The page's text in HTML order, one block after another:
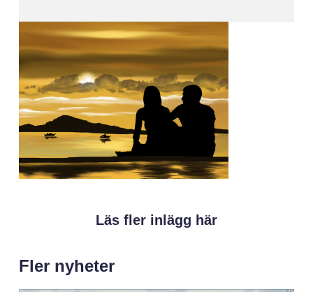
Läs fler inlägg här
Fler nyheter